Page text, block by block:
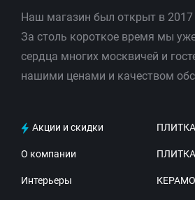
Наш магазин был открыт в 2017
За столь короткое время мы
сердца многих москвичей и
нашими ценами и качеством
Акции и скидки
О компании
Интерьеры